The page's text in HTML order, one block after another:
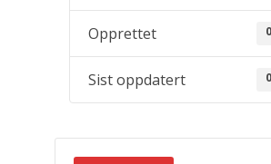
Opprettet
Sist oppdatert